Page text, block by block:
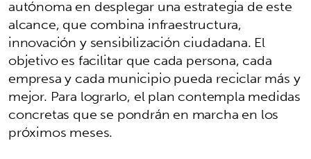
autónoma en desplegar una estrategia de este
alcance, que combina infraestructura,
innovación y sensibilización ciudadana. El
objetivo es facilitar que cada persona, cada
empresa y cada municipio pueda reciclar más y
mejor. Para lograrlo, el plan contempla medidas
concretas que se pondrán en marcha en los
próximos meses.